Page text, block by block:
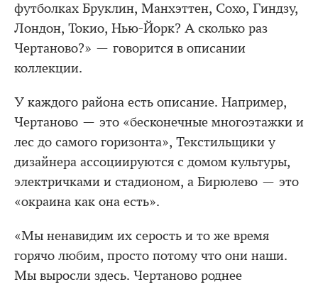
футболках Бруклин, Манхэттен, Сохо, Гиндзу,
Лондон, Токио, Нью-Йорк? А сколько раз
Чертаново?» — говорится в описании
коллекции.
У каждого района есть описание. Например,
Чертаново — это «бесконечные многоэтажки и
лес до самого горизонта», Текстильщики у
дизайнера ассоциируются с домом культуры,
электричками и стадионом, а Бирюлево — это
«окраина как она есть».
«Мы ненавидим их серость и то же время
горячо любим, просто потому что они наши.
Мы выросли здесь. Чертаново роднее